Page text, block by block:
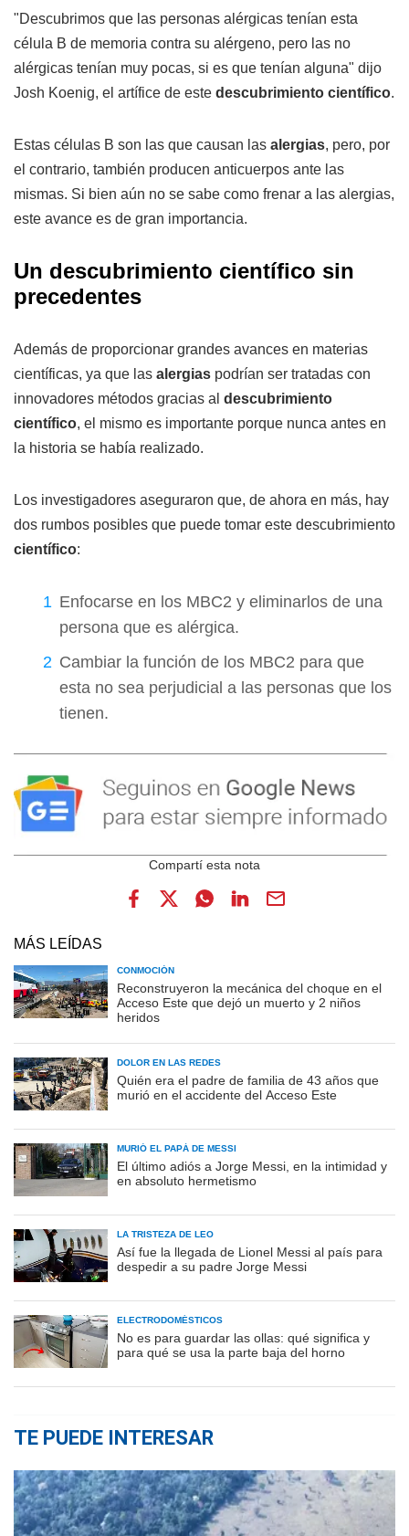
"Descubrimos que las personas alérgicas tenían esta
célula B de memoria contra su alérgeno, pero las no
alérgicas tenían muy pocas, si es que tenían alguna" dijo
Josh Koenig, el artífice de este descubrimiento científico.
Estas células B son las que causan las alergias, pero, por
el contrario, también producen anticuerpos ante las
mismas. Si bien aún no se sabe como frenar a las alergias,
este avance es de gran importancia.
Un descubrimiento científico sin
precedentes
Además de proporcionar grandes avances en materias
científicas, ya que las alergias podrían ser tratadas con
innovadores métodos gracias al descubrimiento
científico, el mismo es importante porque nunca antes en
la historia se había realizado.
Los investigadores aseguraron que, de ahora en más, hay
dos rumbos posibles que puede tomar este descubrimiento
científico:
Enfocarse en los MBC2 y eliminarlos de una
persona que es alérgica.
Cambiar la función de los MBC2 para que
esta no sea perjudicial a las personas que los
tienen.
MÁS LEÍDAS
CONMOCIÓN
Reconstruyeron la mecánica del choque en el
Acceso Este que dejó un muerto y 2 niños
heridos
DOLOR EN LAS REDES
Quién era el padre de familia de 43 años que
murió en el accidente del Acceso Este
MURIÓ EL PAPÁ DE MESSI
El último adiós a Jorge Messi, en la intimidad y
en absoluto hermetismo
LA TRISTEZA DE LEO
Así fue la llegada de Lionel Messi al país para
despedir a su padre Jorge Messi
ELECTRODOMÉSTICOS
No es para guardar las ollas: qué significa y
para qué se usa la parte baja del horno
TE PUEDE INTERESAR